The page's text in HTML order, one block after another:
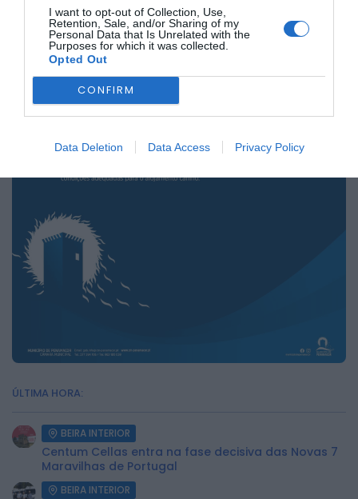
I want to opt-out of Collection, Use,
Retention, Sale, and/or Sharing of my
Personal Data that Is Unrelated with the
Purposes for which it was collected.
Opted Out
CONFIRM
Data Deletion Data Access Privacy Policy
ÚLTIMA HORA:
BEIRA INTERIOR
Centum Cellas entra na fase decisiva das Novas 7
Maravilhas de Portugal
BEIRA INTERIOR